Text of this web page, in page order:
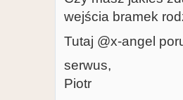
wejścia bramek
Tutaj @x-angel
serwus,
Piotr